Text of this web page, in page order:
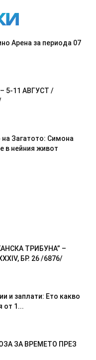
Арена за периода 07
5-11 АВГУСТ /
Загатото: Симона
в нейния живот
ТРИБУНА” –
БР. 26 /6876/
и заплати: Ето какво
от 1...
ЗА ВРЕМЕТО ПРЕЗ